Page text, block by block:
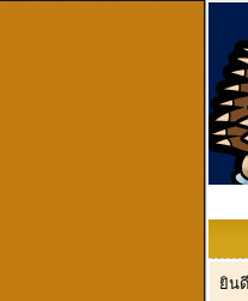
ยิน